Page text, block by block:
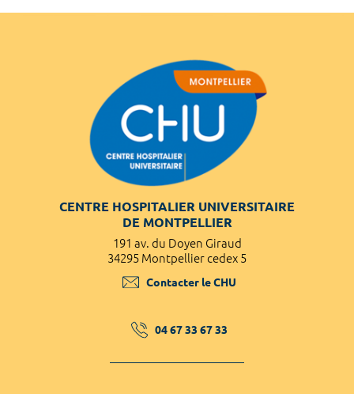
CENTRE HOSPITALIER UNIVERSITAIRE
DE MONTPELLIER
191 av. du Doyen Giraud
34295 Montpellier cedex 5
Contacter le CHU
04 67 33 67 33